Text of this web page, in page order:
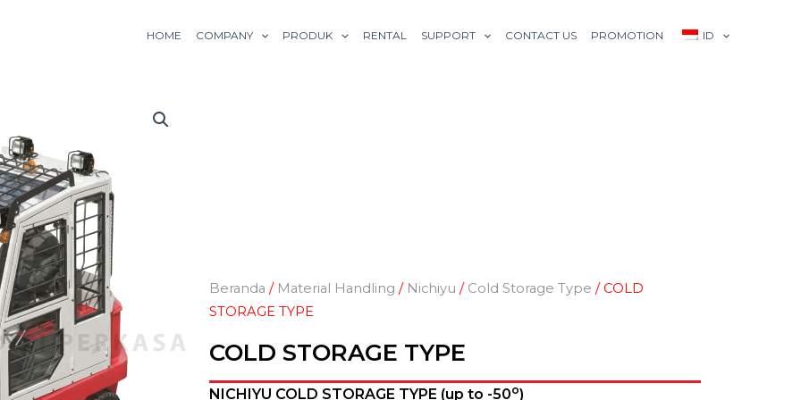
HOME COMPANY PRODUK RENTAL SUPPORT CONTACT US PROMOTION ID
Beranda / Material Handling / Nichiyu / Cold Storage Type / COLD
STORAGE TYPE
COLD STORAGE TYPE
NICHIYU COLD STORAGE TYPE (up to -50o)